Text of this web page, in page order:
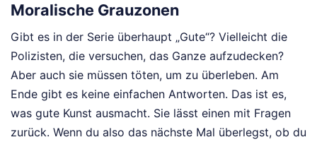
Moralische Grauzonen
Gibt es in der Serie überhaupt „Gute“? Vielleicht die
Polizisten, die versuchen, das Ganze aufzudecken?
Aber auch sie müssen töten, um zu überleben. Am
Ende gibt es keine einfachen Antworten. Das ist es,
was gute Kunst ausmacht. Sie lässt einen mit Fragen
zurück. Wenn du also das nächste Mal überlegst, ob du